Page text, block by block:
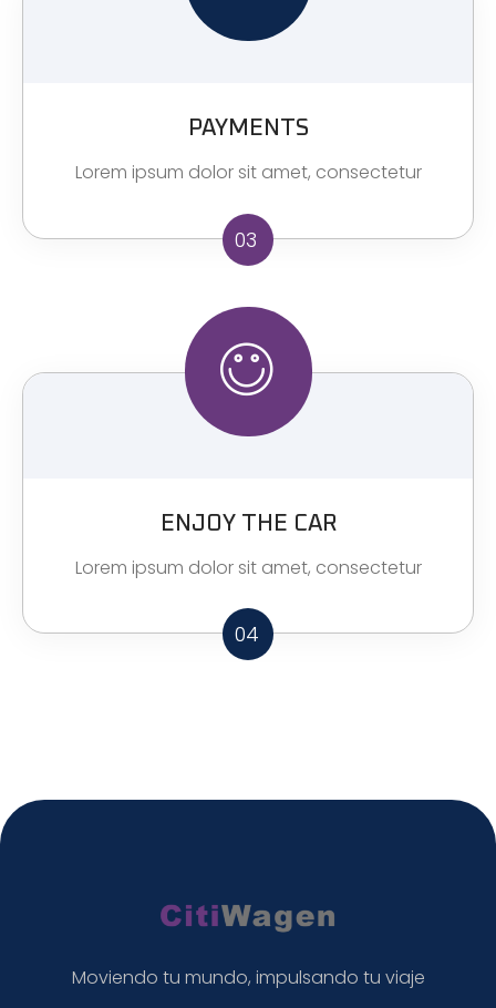
PAYMENTS
Lorem ipsum dolor sit amet, consectetur
03
ENJOY THE CAR
Lorem ipsum dolor sit amet, consectetur
04
Moviendo tu mundo, impulsando tu viaje